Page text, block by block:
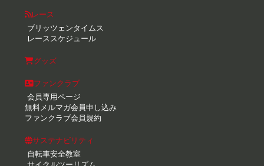
レース
ブリッツェンタイムス
レーススケジュール
グッズ
ファンクラブ
会員専用ページ
無料メルマガ会員申し込み
ファンクラブ会員規約
サステナビリティ
自転車安全教室